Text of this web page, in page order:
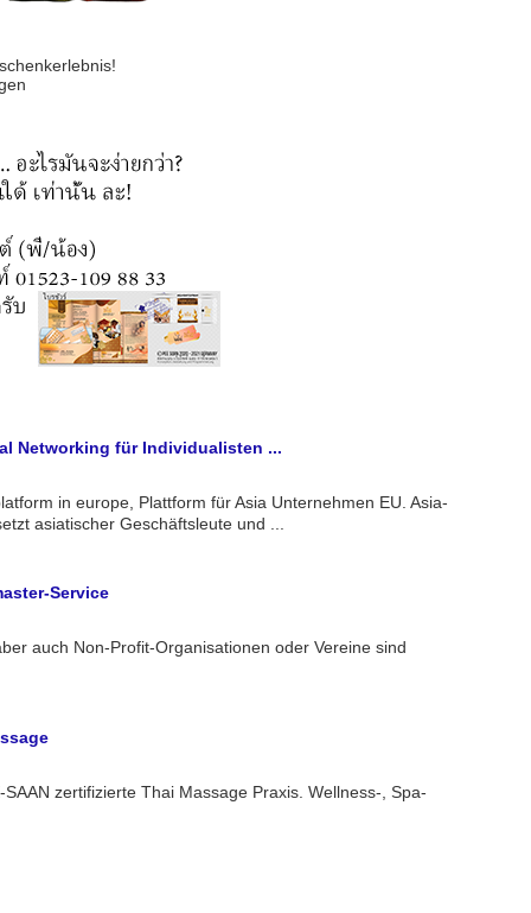
Networking für Individualisten ...
in europe, Plattform für Asia Unternehmen EU. Asia-
asiatischer Geschäftsleute und ...
Service
auch Non-Profit-Organisationen oder Vereine sind
zertifizierte Thai Massage Praxis. Wellness-, Spa-